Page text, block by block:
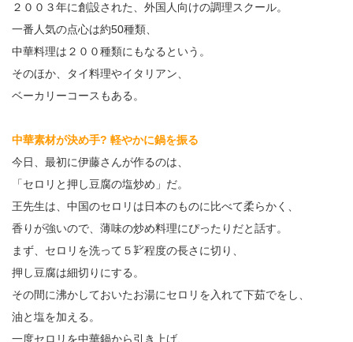
２００３年に創設された、外国人向けの調理スクール。
一番人気の点心は約50種類、
中華料理は２００種類にもなるという。
そのほか、タイ料理やイタリアン、
ベーカリーコースもある。
中華素材が決め手? 軽やかに鍋を振る
今日、最初に伊藤さんが作るのは、
「セロリと押し豆腐の塩炒め」だ。
王先生は、中国のセロリは日本のものに比べて柔らかく、
香りが強いので、薄味の炒め料理にぴったりだと話す。
まず、セロリを洗って５㌢程度の長さに切り、
押し豆腐は細切りにする。
その間に沸かしておいたお湯にセロリを入れて下茹でをし、
油と塩を加える。
一度セロリを中華鍋から引き上げ、